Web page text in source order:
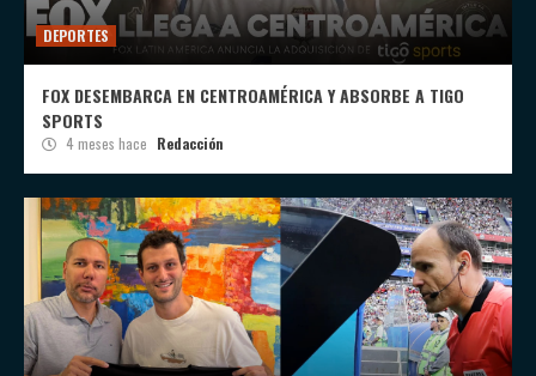
DEPORTES
FOX DESEMBARCA EN CENTROAMÉRICA Y ABSORBE A TIGO
SPORTS
4 meses hace Redacción